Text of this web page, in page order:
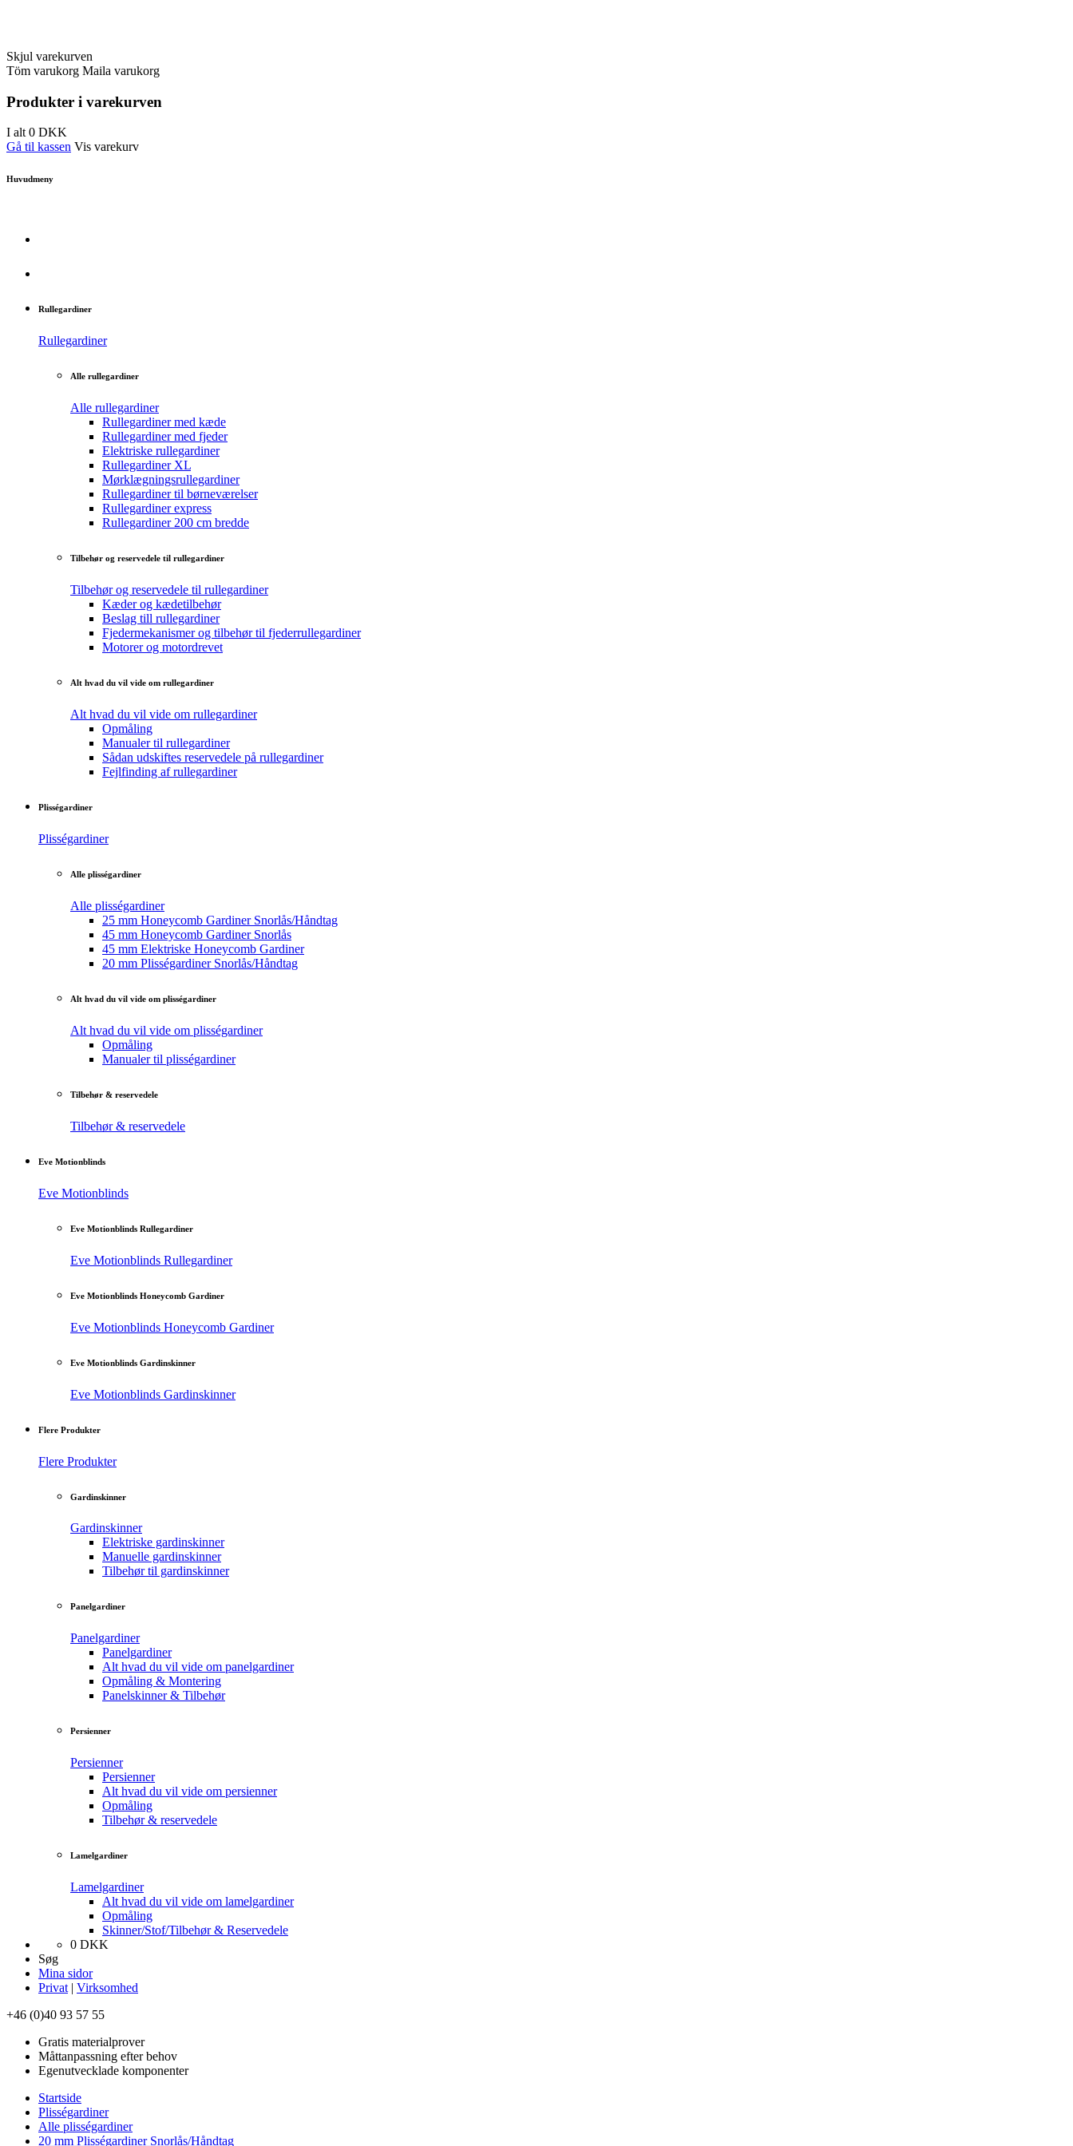
Skjul varekurven
Töm varukorg Maila varukorg
Produkter i varekurven
I alt0 DKK
Gå til kassen Vis varekurv
Huvudmeny
Rullegardiner
Rullegardiner
Alle rullegardiner
Alle rullegardiner
Rullegardiner med kæde
Rullegardiner med fjeder
Elektriske rullegardiner
Rullegardiner XL
Mørklægningsrullegardiner
Rullegardiner til børneværelser
Rullegardiner express
Rullegardiner 200 cm bredde
Tilbehør og reservedele til rullegardiner
Tilbehør og reservedele til rullegardiner
Kæder og kædetilbehør
Beslag till rullegardiner
Fjedermekanismer og tilbehør til fjederrullegardiner
Motorer og motordrevet
Alt hvad du vil vide om rullegardiner
Alt hvad du vil vide om rullegardiner
Opmåling
Manualer til rullegardiner
Sådan udskiftes reservedele på rullegardiner
Fejlfinding af rullegardiner
Plisségardiner
Plisségardiner
Alle plisségardiner
Alle plisségardiner
25 mm Honeycomb Gardiner Snorlås/Håndtag
45 mm Honeycomb Gardiner Snorlås
45 mm Elektriske Honeycomb Gardiner
20 mm Plisségardiner Snorlås/Håndtag
Alt hvad du vil vide om plisségardiner
Alt hvad du vil vide om plisségardiner
Opmåling
Manualer til plisségardiner
Tilbehør & reservedele
Tilbehør & reservedele
Eve Motionblinds
Eve Motionblinds
Eve Motionblinds Rullegardiner
Eve Motionblinds Rullegardiner
Eve Motionblinds Honeycomb Gardiner
Eve Motionblinds Honeycomb Gardiner
Eve Motionblinds Gardinskinner
Eve Motionblinds Gardinskinner
Flere Produkter
Flere Produkter
Gardinskinner
Gardinskinner
Elektriske gardinskinner
Manuelle gardinskinner
Tilbehør til gardinskinner
Panelgardiner
Panelgardiner
Panelgardiner
Alt hvad du vil vide om panelgardiner
Opmåling & Montering
Panelskinner & Tilbehør
Persienner
Persienner
Persienner
Alt hvad du vil vide om persienner
Opmåling
Tilbehør & reservedele
Lamelgardiner
Lamelgardiner
Alt hvad du vil vide om lamelgardiner
Opmåling
Skinner/Stof/Tilbehør & Reservedele
0 DKK
Søg
Mina sidor
Privat | Virksomhed
+46 (0)40 93 57 55
Gratis materialprover
Måttanpassning efter behov
Egenutvecklade komponenter
Startside
Plisségardiner
Alle plisségardiner
20 mm Plisségardiner Snorlås/Håndtag